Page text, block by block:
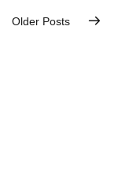
Older Posts